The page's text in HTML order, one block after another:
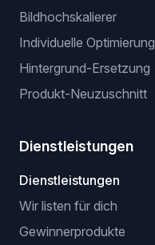
Bildhochskalierer
Individuelle Optimierung
Hintergrund-Ersetzung
Produkt-Neuzuschnitt
Dienstleistungen
Dienstleistungen
Wir listen für dich
Gewinnerprodukte